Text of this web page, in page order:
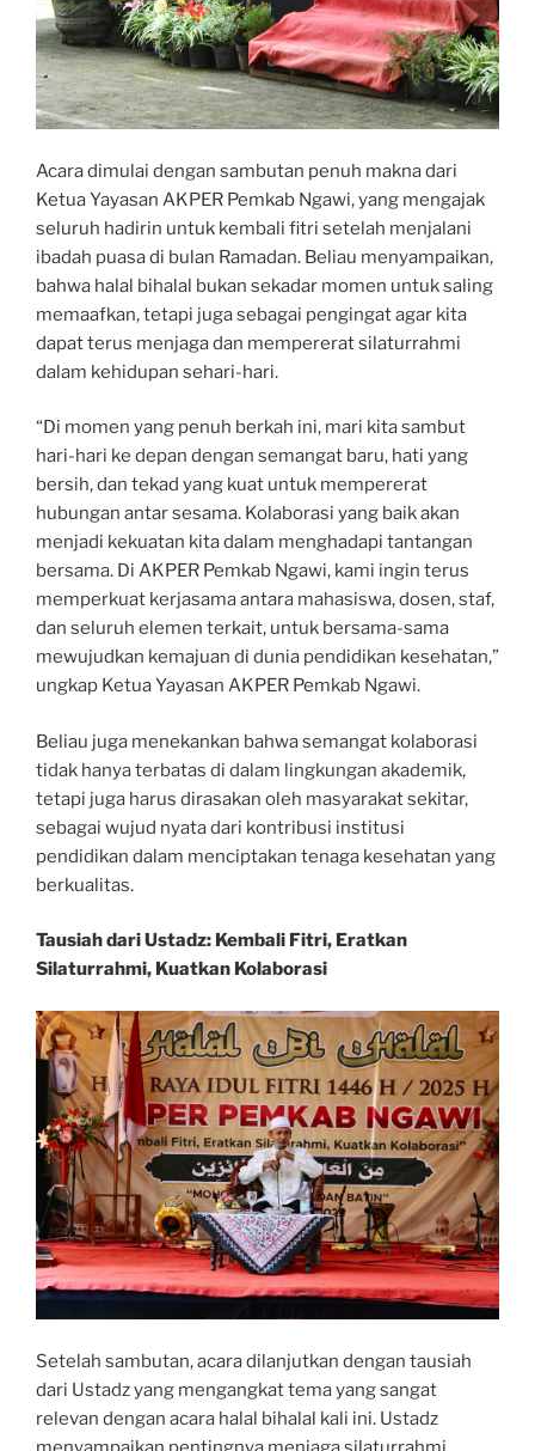
Acara dimulai dengan sambutan penuh makna dari
Ketua Yayasan AKPER Pemkab Ngawi, yang mengajak
seluruh hadirin untuk kembali fitri setelah menjalani
ibadah puasa di bulan Ramadan. Beliau menyampaikan,
bahwa halal bihalal bukan sekadar momen untuk saling
memaafkan, tetapi juga sebagai pengingat agar kita
dapat terus menjaga dan mempererat silaturrahmi
dalam kehidupan sehari-hari.
“Di momen yang penuh berkah ini, mari kita sambut
hari-hari ke depan dengan semangat baru, hati yang
bersih, dan tekad yang kuat untuk mempererat
hubungan antar sesama. Kolaborasi yang baik akan
menjadi kekuatan kita dalam menghadapi tantangan
bersama. Di AKPER Pemkab Ngawi, kami ingin terus
memperkuat kerjasama antara mahasiswa, dosen, staf,
dan seluruh elemen terkait, untuk bersama-sama
mewujudkan kemajuan di dunia pendidikan kesehatan,”
ungkap Ketua Yayasan AKPER Pemkab Ngawi.
Beliau juga menekankan bahwa semangat kolaborasi
tidak hanya terbatas di dalam lingkungan akademik,
tetapi juga harus dirasakan oleh masyarakat sekitar,
sebagai wujud nyata dari kontribusi institusi
pendidikan dalam menciptakan tenaga kesehatan yang
berkualitas.
Tausiah dari Ustadz: Kembali Fitri, Eratkan
Silaturrahmi, Kuatkan Kolaborasi
Setelah sambutan, acara dilanjutkan dengan tausiah
dari Ustadz yang mengangkat tema yang sangat
relevan dengan acara halal bihalal kali ini. Ustadz